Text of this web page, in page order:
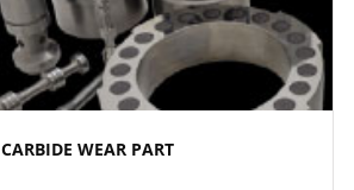
CARBIDE WEAR PART